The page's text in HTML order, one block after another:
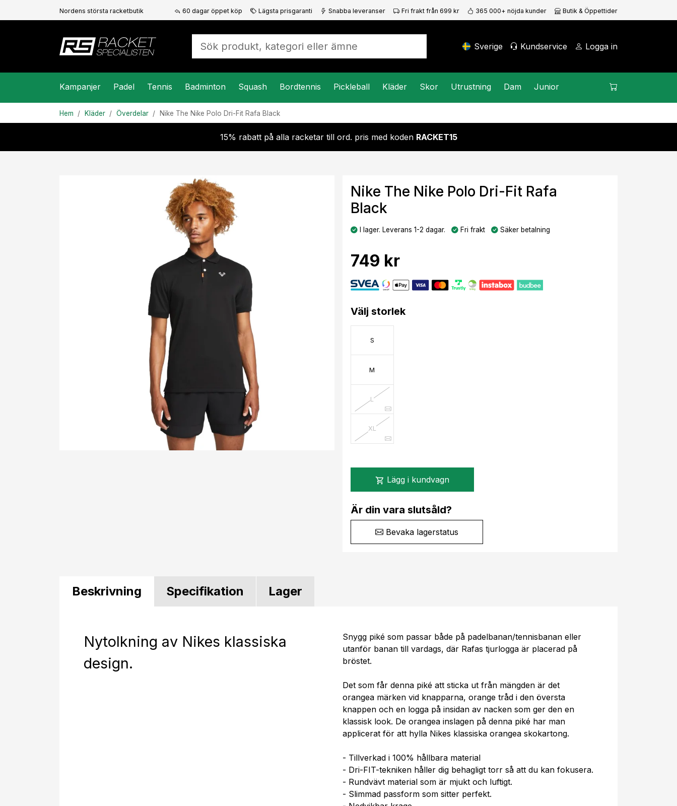
Nordens största racketbutik 60 dagar öppet köp Lägsta prisgaranti Snabba leveranser Fri frakt från 699 kr 365 000+ nöjda kunder Butik & Öppettider
Sverige Kundservice Logga in
Kampanjer Padel Tennis Badminton Squash Bordtennis Pickleball Kläder Skor Utrustning Dam Junior
Hem Kläder Överdelar Nike The Nike Polo Dri-Fit Rafa Black
15% rabatt på alla racketar till ord. pris med koden RACKET15
Nike The Nike Polo Dri-Fit Rafa
Black
I lager. Leverans 1-2 dagar. Fri frakt Säker betalning
749 kr
Välj storlek
S
M
L
XL
shopping_cart Lägg i kundvagn
Är din vara slutsåld?
Bevaka lagerstatus
Beskrivning Specifikation Lager
Nytolkning av Nikes klassiska
design.
Snygg piké som passar både på padelbanan/tennisbanan eller
utanför banan till vardags, där Rafas tjurlogga är placerad på
bröstet.
Det som får denna piké att sticka ut från mängden är det
orangea märken vid knapparna, orange tråd i den översta
knappen och en logga på insidan av nacken som ger den en
klassisk look. De orangea inslagen på denna piké har man
applicerat för att hylla Nikes klassiska orangea skokartong.
- Tillverkad i 100% hållbara material
- Dri-FIT-tekniken håller dig behagligt torr så att du kan fokusera.
- Rundvävt material som är mjukt och luftigt.
- Slimmad passform som sitter perfekt.